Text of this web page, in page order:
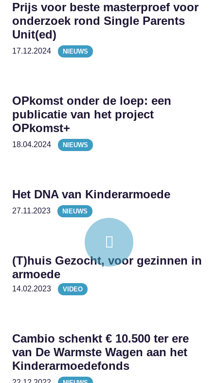
Prijs voor beste masterproef voor
onderzoek rond Single Parents
Unit(ed)
17.12.2024 NIEUWS
OPkomst onder de loep: een
publicatie van het project
OPkomst+
18.04.2024 NIEUWS
Het DNA van Kinderarmoede
27.11.2023 NIEUWS
(T)huis Gezocht, voor gezinnen in
armoede
14.02.2023 VIDEO
Cambio schenkt € 10.500 ter ere
van De Warmste Wagen aan het
Kinderarmoedefonds